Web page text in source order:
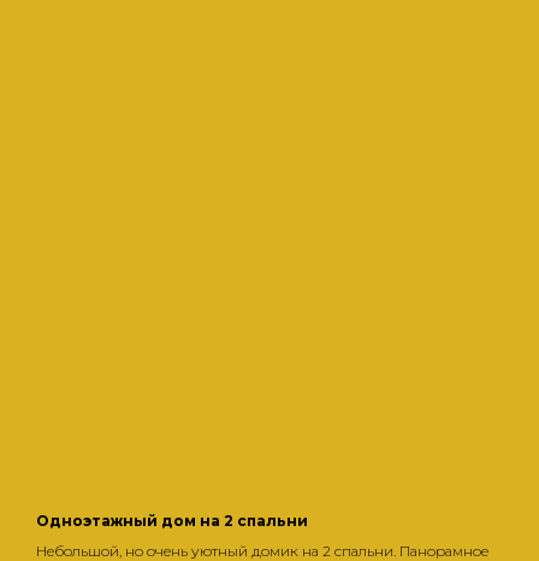
Одноэтажный дом на 2 спальни
Небольшой, но очень уютный домик на 2 спальни. Панорамное